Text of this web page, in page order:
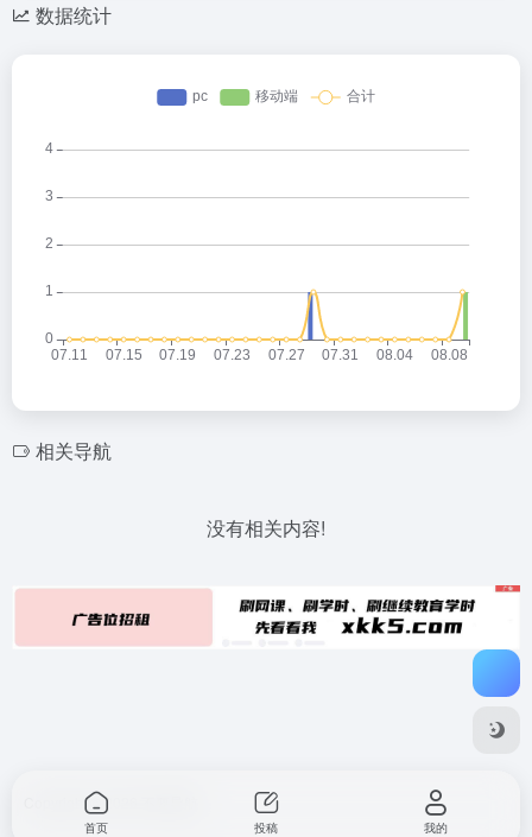
数据统计
相关导航
没有相关内容!
Copyright © 2026
首页 投稿 我的